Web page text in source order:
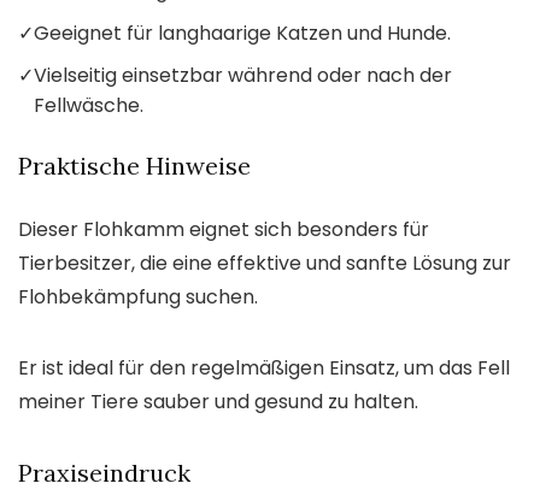
✓Geeignet für langhaarige Katzen und Hunde.
✓Vielseitig einsetzbar während oder nach der
Fellwäsche.
Praktische Hinweise
Dieser Flohkamm eignet sich besonders für
Tierbesitzer, die eine effektive und sanfte Lösung zur
Flohbekämpfung suchen.
Er ist ideal für den regelmäßigen Einsatz, um das Fell
meiner Tiere sauber und gesund zu halten.
Praxiseindruck